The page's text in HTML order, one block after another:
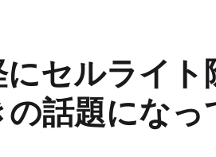
セルライ
話題にな